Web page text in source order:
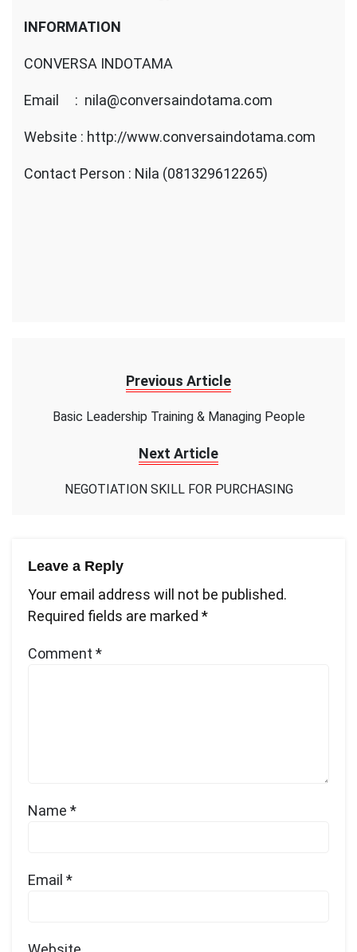
INFORMATION
CONVERSA INDOTAMA
Email : nila@conversaindotama.com
Website : http://www.conversaindotama.com
Contact Person : Nila (081329612265)
Previous Article
Basic Leadership Training & Managing People
Next Article
NEGOTIATION SKILL FOR PURCHASING
Leave a Reply
Your email address will not be published.
Required fields are marked *
Comment *
Name *
Email *